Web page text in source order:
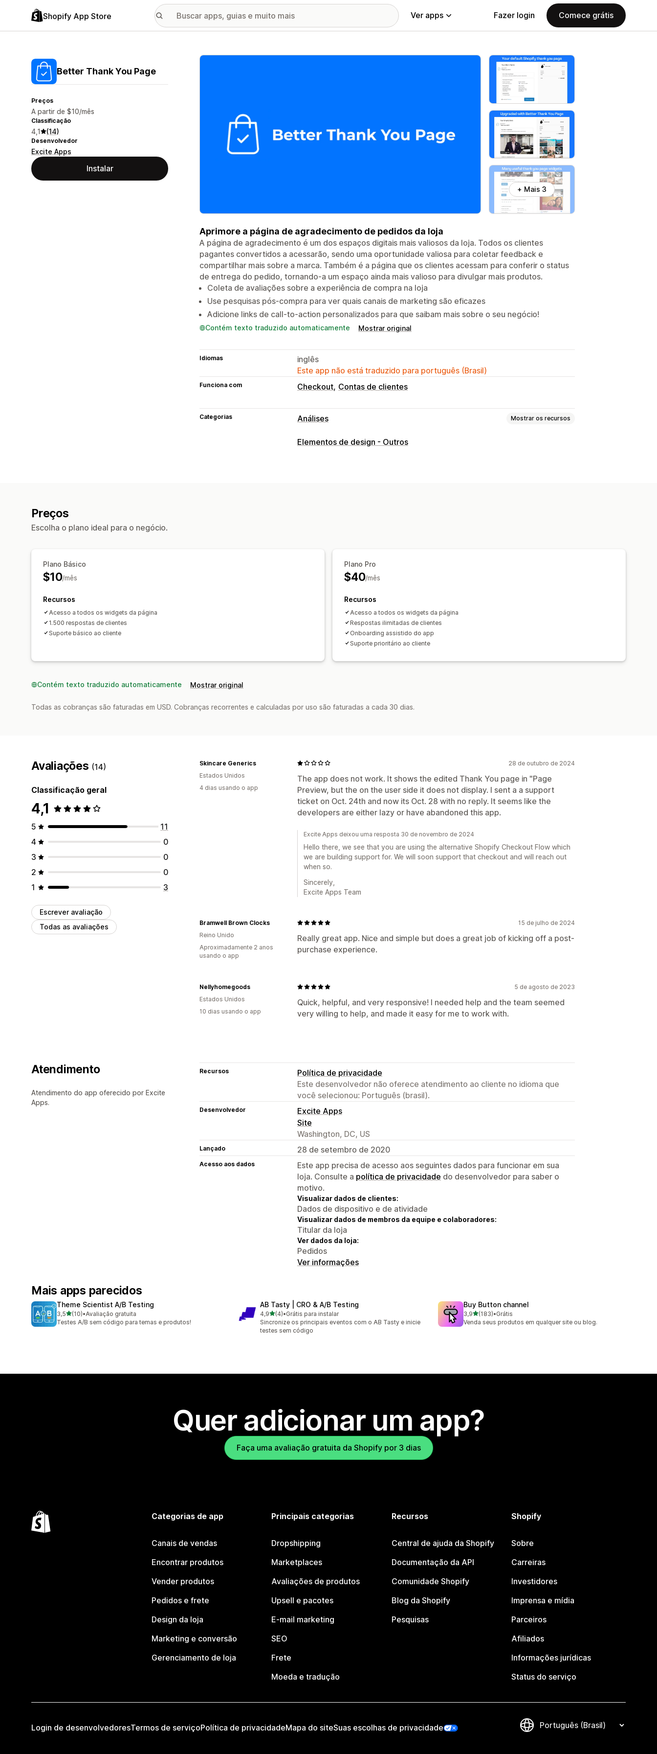
Shopify App Store Ver apps Fazer login Comece grátis
Better Thank You Page
Preços
A partir de $10/mês
Classificação
4,1 (14)
Desenvolvedor
Excite Apps
Instalar
Galeria de imagens em destaque
+ Mais 3
Aprimore a página de agradecimento de pedidos da loja
A página de agradecimento é um dos espaços digitais mais valiosos da loja. Todos os clientes
pagantes convertidos a acessarão, sendo uma oportunidade valiosa para coletar feedback e
compartilhar mais sobre a marca. Também é a página que os clientes acessam para conferir o status
de entrega do pedido, tornando-a um espaço ainda mais valioso para divulgar mais produtos.
Coleta de avaliações sobre a experiência de compra na loja
Use pesquisas pós-compra para ver quais canais de marketing são eficazes
Adicione links de call-to-action personalizados para que saibam mais sobre o seu negócio!
Contém texto traduzido automaticamente Mostrar original
Idiomas
inglês
Este app não está traduzido para português (Brasil)
Funciona com Checkout Contas de clientes
Categorias Análises Mostrar os recursos
Comportamento do cliente
Elementos de design - Outros
Preços
Escolha o plano ideal para o negócio.
Plano Básico
$10/mês
Recursos
Acesso a todos os widgets da página
1.500 respostas de clientes
Suporte básico ao cliente
Plano Pro
$40/mês
Recursos
Acesso a todos os widgets da página
Respostas ilimitadas de clientes
Onboarding assistido do app
Suporte prioritário ao cliente
Contém texto traduzido automaticamente Mostrar original
Todas as cobranças são faturadas em USD. Cobranças recorrentes e calculadas por uso são faturadas a cada 30 dias.
Avaliações (14)
Classificação geral
4,1
5
11
4
0
3
0
2
0
1
3
Escrever avaliação
Todas as avaliações
28 de outubro de 2024
The app does not work. It shows the edited Thank You page in "Page
Preview, but the on the user side it does not display. I sent a a support
ticket on Oct. 24th and now its Oct. 28 with no reply. It seems like the
developers are either lazy or have abandoned this app.
Skincare Generics
Estados Unidos
4 dias usando o app
Excite Apps deixou uma resposta 30 de novembro de 2024
Hello there, we see that you are using the alternative Shopify Checkout Flow which
we are building support for. We will soon support that checkout and will reach out
when so.
Sincerely,
Excite Apps Team
15 de julho de 2024
Really great app. Nice and simple but does a great job of kicking off a post-
purchase experience.
Bramwell Brown Clocks
Reino Unido
Aproximadamente 2 anos
usando o app
5 de agosto de 2023
Quick, helpful, and very responsive! I needed help and the team seemed
very willing to help, and made it easy for me to work with.
Nellyhomegoods
Estados Unidos
10 dias usando o app
Atendimento
Atendimento do app oferecido por Excite
Apps.
Recursos
Política de privacidade
Este desenvolvedor não oferece atendimento ao cliente no idioma que
você selecionou: Português (brasil).
Desenvolvedor
Excite Apps
Site
Washington, DC, US
Lançado 28 de setembro de 2020
Acesso aos dados
Este app precisa de acesso aos seguintes dados para funcionar em sua
loja. Consulte a política de privacidade do desenvolvedor para saber o
motivo.
Visualizar dados de clientes:
Dados de dispositivo e de atividade
Visualizar dados de membros da equipe e colaboradores:
Titular da loja
Ver dados da loja:
Pedidos
Ver informações
Mais apps parecidos
Theme Scientist A/B Testing
3,5de 5 estrelas
(10)
10 avaliações ao todo
•Avaliação gratuita
Testes A/B sem código para temas e produtos!
AB Tasty | CRO & A/B Testing
4,9de 5 estrelas
(4)
4 avaliações ao todo
•Grátis para instalar
Sincronize os principais eventos com o AB Tasty e inicie
testes sem código
Buy Button channel
3,9de 5 estrelas
(183)
183 avaliações ao todo
•Grátis
Venda seus produtos em qualquer site ou blog.
Quer adicionar um app?
Faça uma avaliação gratuita da Shopify por 3 dias
Categorias de app
Canais de vendas
Encontrar produtos
Vender produtos
Pedidos e frete
Design da loja
Marketing e conversão
Gerenciamento de loja
Principais categorias
Dropshipping
Marketplaces
Avaliações de produtos
Upsell e pacotes
E-mail marketing
SEO
Frete
Moeda e tradução
Recursos
Central de ajuda da Shopify
Documentação da API
Comunidade Shopify
Blog da Shopify
Pesquisas
Shopify
Sobre
Carreiras
Investidores
Imprensa e mídia
Parceiros
Afiliados
Informações jurídicas
Status do serviço
Login de desenvolvedoresTermos de serviçoPolítica de privacidadeMapa do siteSuas escolhas de privacidade